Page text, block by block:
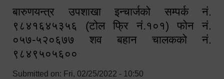
बारुणयन्त्र उपशाखा इन्चार्जको सम्पर्क नं.
९८४१६४५३५६ (टोल फ्रि नं.१०१) फोन नं.
०५७-५२०६७७ शव बहान चालकको नं.
९८४९५०५६००
Submitted on: Fri, 02/25/2022 - 10:50